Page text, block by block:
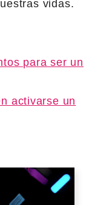
vidas.
para ser un
activarse un